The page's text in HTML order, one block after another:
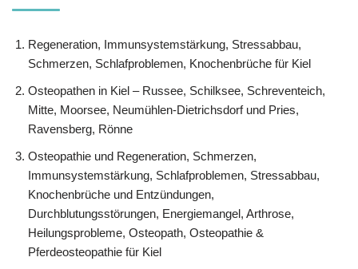
Regeneration, Immunsystemstärkung, Stressabbau,
Schmerzen, Schlafproblemen, Knochenbrüche für Kiel
Osteopathen in Kiel – Russee, Schilksee, Schreventeich,
Mitte, Moorsee, Neumühlen-Dietrichsdorf und Pries,
Ravensberg, Rönne
Osteopathie und Regeneration, Schmerzen,
Immunsystemstärkung, Schlafproblemen, Stressabbau,
Knochenbrüche und Entzündungen,
Durchblutungsstörungen, Energiemangel, Arthrose,
Heilungsprobleme, Osteopath, Osteopathie &
Pferdeosteopathie für Kiel